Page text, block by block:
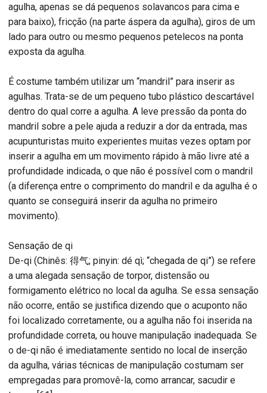
agulha, apenas se dá pequenos solavancos para cima e
para baixo), fricção (na parte áspera da agulha), giros de um
lado para outro ou mesmo pequenos petelecos na ponta
exposta da agulha.
É costume também utilizar um “mandril” para inserir as
agulhas. Trata-se de um pequeno tubo plástico descartável
dentro do qual corre a agulha. A leve pressão da ponta do
mandril sobre a pele ajuda a reduzir a dor da entrada, mas
acupunturistas muito experientes muitas vezes optam por
inserir a agulha em um movimento rápido à mão livre até a
profundidade indicada, o que não é possível com o mandril
(a diferença entre o comprimento do mandril e da agulha é o
quanto se conseguirá inserir da agulha no primeiro
movimento).
Sensação de qi
De-qi (Chinês: 得气; pinyin: dé qì; “chegada de qi”) se refere
a uma alegada sensação de torpor, distensão ou
formigamento elétrico no local da agulha. Se essa sensação
não ocorre, então se justifica dizendo que o acuponto não
foi localizado corretamente, ou a agulha não foi inserida na
profundidade correta, ou houve manipulação inadequada. Se
o de-qi não é imediatamente sentido no local de inserção
da agulha, várias técnicas de manipulação costumam ser
empregadas para promovê-la, como arrancar, sacudir e